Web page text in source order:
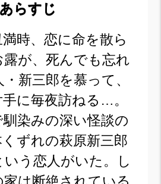
あらすじ
時、恋に命を散ら
露が、死んでも忘れ
新三郎を慕って、
に毎夜訪ねる…。
染みの深い怪談の
ずれの萩原新三郎
う恋人がいた。し